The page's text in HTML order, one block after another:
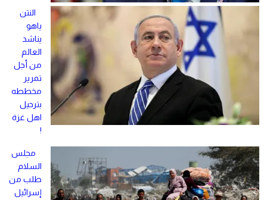
النتن
ياهو
يناشد
العالم
من أجل
تمرير
مخططه
بترحيل
اهل غزة
!
مجلس
السلام
طلب من
إسرائيل